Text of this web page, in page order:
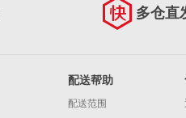
多仓直
配送帮助
配送范围